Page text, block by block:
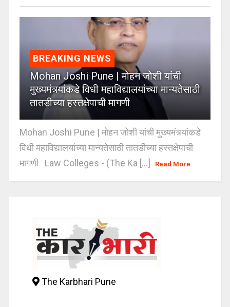
BREAKING NEWS
Mohan Joshi Pune | मोहन जोशी यांची
मुख्यमंत्र्यांकडे विधी महाविद्यालयांच्या मान्यतेसाठी
तातडीच्या हस्तक्षेपाची मागणी
Mohan Joshi Pune | मोहन जोशी यांची मुख्यमंत्र्यांकडे
विधी महाविद्यालयांच्या मान्यतेसाठी तातडीच्या हस्तक्षेपाची
मागणी Law Colleges - (The Ka [...]
Read More
The Karbhari Pune